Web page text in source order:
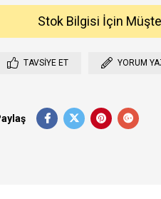
Stok Bilgisi İçin
TAVSIYE ET YORUM